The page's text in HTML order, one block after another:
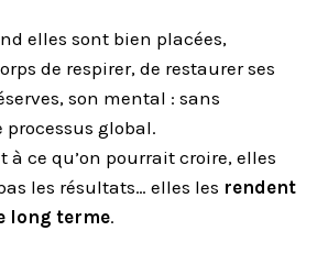
elles sont bien placées,
de respirer, de restaurer ses
son mental : sans
global.
à ce qu’on pourrait croire, elles
les résultats… elles les rendent
long terme.